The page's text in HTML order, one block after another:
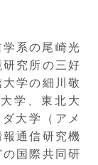
系の尾崎光
究所の三好
学の細川敬
学、東北大
大学（アメ
通信研究機
国際共同研